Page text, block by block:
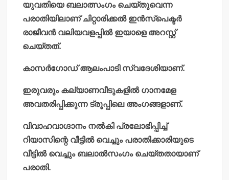
യുവതിയെ ബലാത്സംഗം ചെയ്തുവെന്ന
പരാതിയിലാണ് ചിറ്റാരിക്കല്‍ ഇന്‍സ്‌പെക്ടര്‍
രാജീവന്‍ വലിയവളപ്പില്‍ ഇയാളെ അറസ്റ്റ്
ചെയ്തത്.
കാസര്‍ഗോഡ് ആലംപാടി സ്വദേശിയാണ്.
ഇരുവരും കല്യാണവീടുകളില്‍ ഗാനമേള
അവതരിപ്പിക്കുന്ന ട്രൂപ്പിലെ അംഗങ്ങളാണ്.
വിവാഹവാഗ്ദാനം നല്‍കി പ്രലോഭിപ്പിച്ച്
റിയാസിന്റെ വീട്ടില്‍ വെച്ചും പരാതിക്കാരിയുടെ
വീട്ടില്‍ വെച്ചും ബലാല്‍സംഗം ചെയ്തതായാണ്
പരാതി.